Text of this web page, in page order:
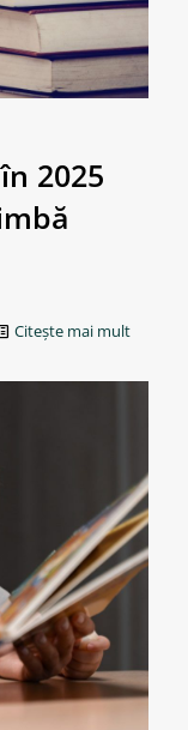
2025
Citește mai mult